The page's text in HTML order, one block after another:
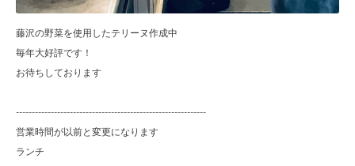
藤沢の野菜を使用したテリーヌ作成中
毎年大好評です！
お待ちしております
------------------------------------------------------------
営業時間が以前と変更になります
ランチ